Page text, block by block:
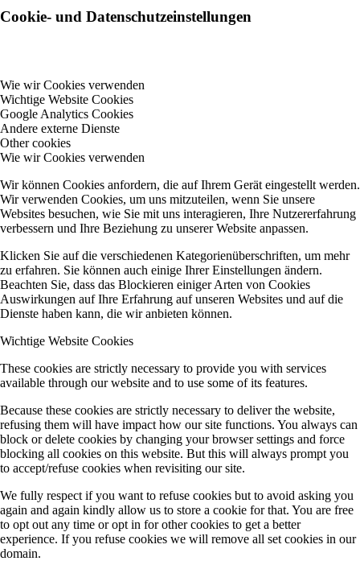
Cookie- und Datenschutzeinstellungen
Wie wir Cookies verwenden
Wichtige Website Cookies
Google Analytics Cookies
Andere externe Dienste
Other cookies
Wie wir Cookies verwenden
Wir können Cookies anfordern, die auf Ihrem Gerät eingestellt werden.
Wir verwenden Cookies, um uns mitzuteilen, wenn Sie unsere
Websites besuchen, wie Sie mit uns interagieren, Ihre Nutzererfahrung
verbessern und Ihre Beziehung zu unserer Website anpassen.
Klicken Sie auf die verschiedenen Kategorienüberschriften, um mehr
zu erfahren. Sie können auch einige Ihrer Einstellungen ändern.
Beachten Sie, dass das Blockieren einiger Arten von Cookies
Auswirkungen auf Ihre Erfahrung auf unseren Websites und auf die
Dienste haben kann, die wir anbieten können.
Wichtige Website Cookies
These cookies are strictly necessary to provide you with services
available through our website and to use some of its features.
Because these cookies are strictly necessary to deliver the website,
refusing them will have impact how our site functions. You always can
block or delete cookies by changing your browser settings and force
blocking all cookies on this website. But this will always prompt you
to accept/refuse cookies when revisiting our site.
We fully respect if you want to refuse cookies but to avoid asking you
again and again kindly allow us to store a cookie for that. You are free
to opt out any time or opt in for other cookies to get a better
experience. If you refuse cookies we will remove all set cookies in our
domain.